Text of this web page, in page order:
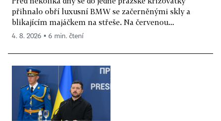
přihnalo obří luxusní BMW se začerněnými skly a
blikajícím majáčkem na střeše. Na červenou...
4. 8. 2026 ▪ 6 min. čtení